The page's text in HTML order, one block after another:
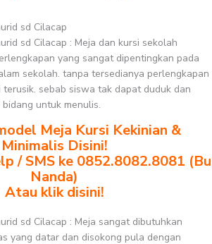
sd Cilacap
sd Cilacap : Meja dan kursi sekolah
yang sangat dipentingkan pada
sekolah. tanpa tersedianya perlengkapan
sebab siswa tak dapat duduk dan
untuk menulis.
Meja Kursi Kekinian &
Minimalis Disini!
/ SMS ke 0852.8082.8081 (Bu
Nanda)
Atau klik disini!
sd Cilacap : Meja sangat dibutuhkan
yang datar dan disokong pula dengan